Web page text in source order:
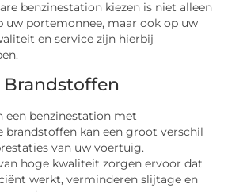
benzinestation kiezen is niet alleen
uw portemonnee, maar ook op uw
en service zijn hierbij
een benzinestation met
brandstoffen kan een groot verschil
van uw voertuig.
hoge kwaliteit zorgen ervoor dat
werkt, verminderen slijtage en